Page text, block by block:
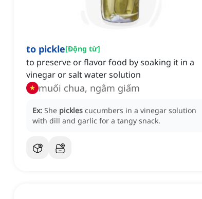
to pickle[Động từ]
to preserve or flavor food by soaking it in a
vinegar or salt water solution
muối chua, ngâm giấm
Ex: She pickles cucumbers in a vinegar solution
with dill and garlic for a tangy snack.